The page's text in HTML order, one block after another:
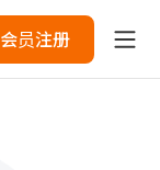
会员注册